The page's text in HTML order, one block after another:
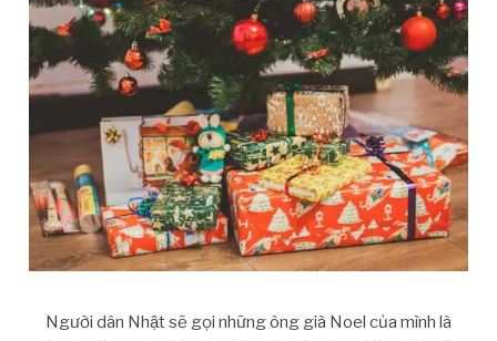
Người dân Nhật sẽ gọi những ông già Noel của mình là